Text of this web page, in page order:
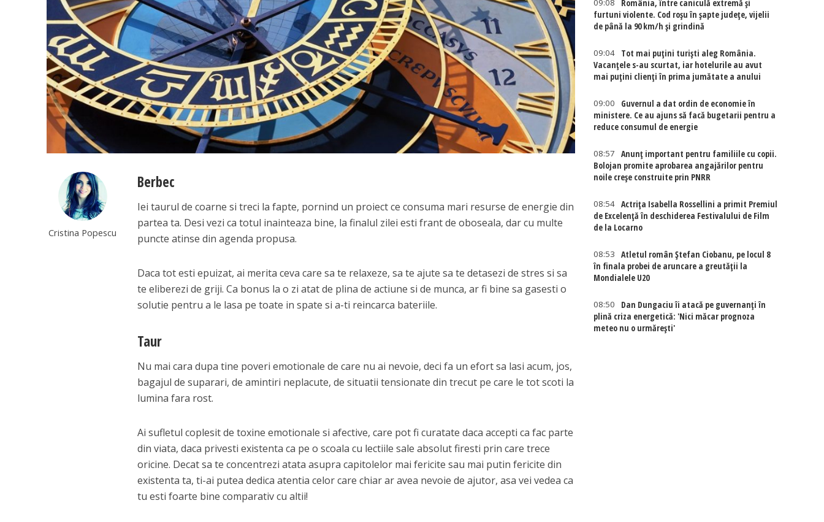
Cristina Popescu
Berbec
Iei taurul de coarne si treci la fapte, pornind un proiect ce consuma mari resurse de energie din
partea ta. Desi vezi ca totul inainteaza bine, la finalul zilei esti frant de oboseala, dar cu multe
puncte atinse din agenda propusa.
Daca tot esti epuizat, ai merita ceva care sa te relaxeze, sa te ajute sa te detasezi de stres si sa
te eliberezi de griji. Ca bonus la o zi atat de plina de actiune si de munca, ar fi bine sa gasesti o
solutie pentru a le lasa pe toate in spate si a-ti reincarca bateriile.
Taur
Nu mai cara dupa tine poveri emotionale de care nu ai nevoie, deci fa un efort sa lasi acum, jos,
bagajul de suparari, de amintiri neplacute, de situatii tensionate din trecut pe care le tot scoti la
lumina fara rost.
Ai sufletul coplesit de toxine emotionale si afective, care pot fi curatate daca accepti ca fac parte
din viata, daca privesti existenta ca pe o scoala cu lectiile sale absolut firesti prin care trece
oricine. Decat sa te concentrezi atata asupra capitolelor mai fericite sau mai putin fericite din
existenta ta, ti-ai putea dedica atentia celor care chiar ar avea nevoie de ajutor, asa vei vedea ca
tu esti foarte bine comparativ cu altii!
09:08
România, între caniculă extremă și
furtuni violente. Cod roșu în șapte județe, vijelii
de până la 90 km/h și grindină
09:04
Tot mai puțini turiști aleg România.
Vacanțele s-au scurtat, iar hotelurile au avut
mai puțini clienți în prima jumătate a anului
09:00
Guvernul a dat ordin de economie în
ministere. Ce au ajuns să facă bugetarii pentru a
reduce consumul de energie
08:57
Anunț important pentru familiile cu copii.
Bolojan promite aprobarea angajărilor pentru
noile creșe construite prin PNRR
08:54 Actriţa Isabella Rossellini a primit Premiul
de Excelenţă în deschiderea Festivalului de Film
de la Locarno
08:53
Atletul român Ștefan Ciobanu, pe locul 8
în finala probei de aruncare a greutății la
Mondialele U20
08:50
Dan Dungaciu îi atacă pe guvernanți în
plină criza energetică: 'Nici măcar prognoza
meteo nu o urmărești'